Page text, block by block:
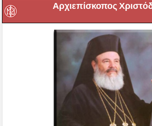
Αρχιεπίσκοπος